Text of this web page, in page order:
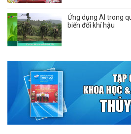
Ứng dụng AI trong
biến đổi khí hậu